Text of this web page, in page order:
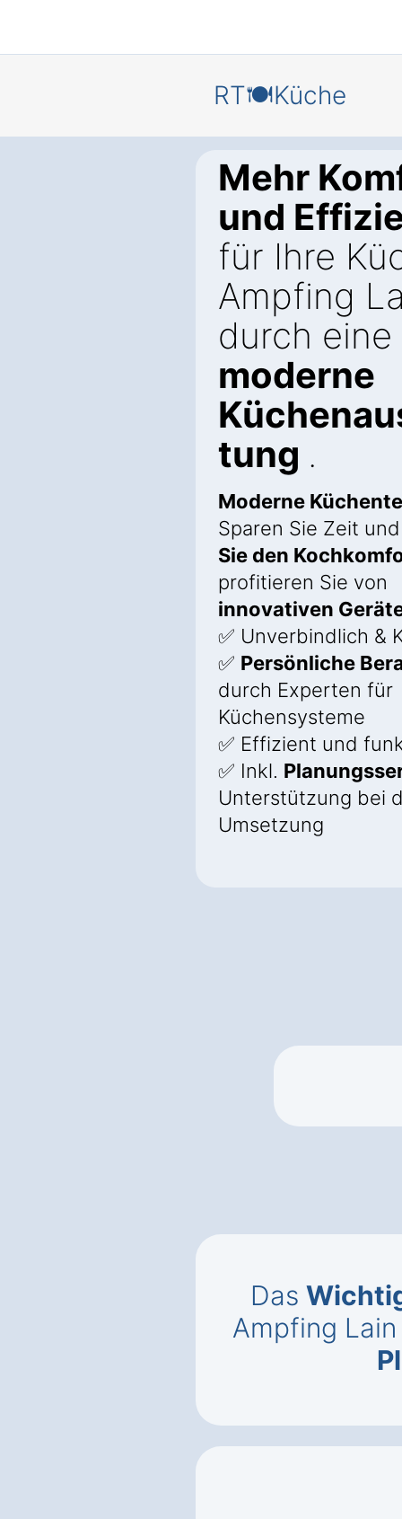
RT🍽️Küche
Mehr
und
für Ihre
Ampfing
durch eine
moderne
tung .
Moderne
Sparen Sie Zeit
Sie den
profitieren Sie von
innovativen
✅ Unverbindlich &
✅ Persönliche
durch Experten für
Küchensysteme
✅ Effizient und
✅ Inkl.
Unterstützung bei
Umsetzung
Das
Ampfing